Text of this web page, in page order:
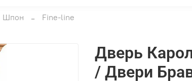
Шпон Fine-line
Дверь
/ Двери